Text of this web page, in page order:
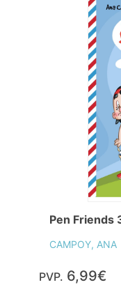
Pen Friends
CAMPOY, ANA
PVP. 6,99€